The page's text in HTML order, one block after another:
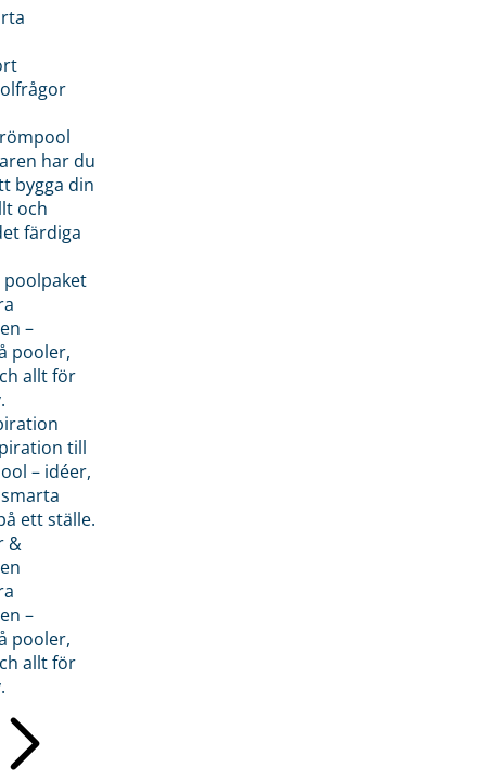
har du
bygga din
och
färdiga
–
pooler,
allt för
till
– idéer,
ett ställe.
&
–
pooler,
allt för